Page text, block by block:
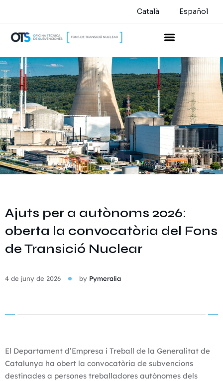
Català Español
Ajuts per a autònoms 2026:
oberta la convocatòria del Fons
de Transició Nuclear
4 de juny de 2026 by Pymeralia
El Departament d’Empresa i Treball de la Generalitat de
Catalunya ha obert la convocatòria de subvencions
destinades a persones treballadores autònomes dels